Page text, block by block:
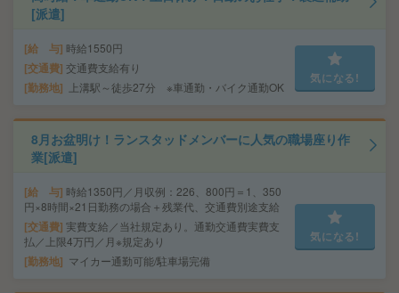
[派遣]
給 与 時給1550円
交通費 交通費支給有り
勤務地 上溝駅～徒歩27分 ※車通勤・バイク通勤OK
気になる!
8月お盆明け！ランスタッドメンバーに人気の職場座り作
業[派遣]
給 与 時給1350円／月収例：226、800円＝1、350
円×8時間×21日勤務の場合＋残業代、交通費別途支給
交通費 実費支給／当社規定あり。通勤交通費実費支
払／上限4万円／月※規定あり
勤務地 マイカー通勤可能/駐車場完備
気になる!